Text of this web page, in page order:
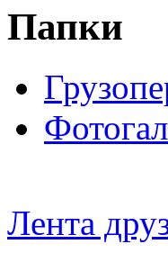
Папки
Лента